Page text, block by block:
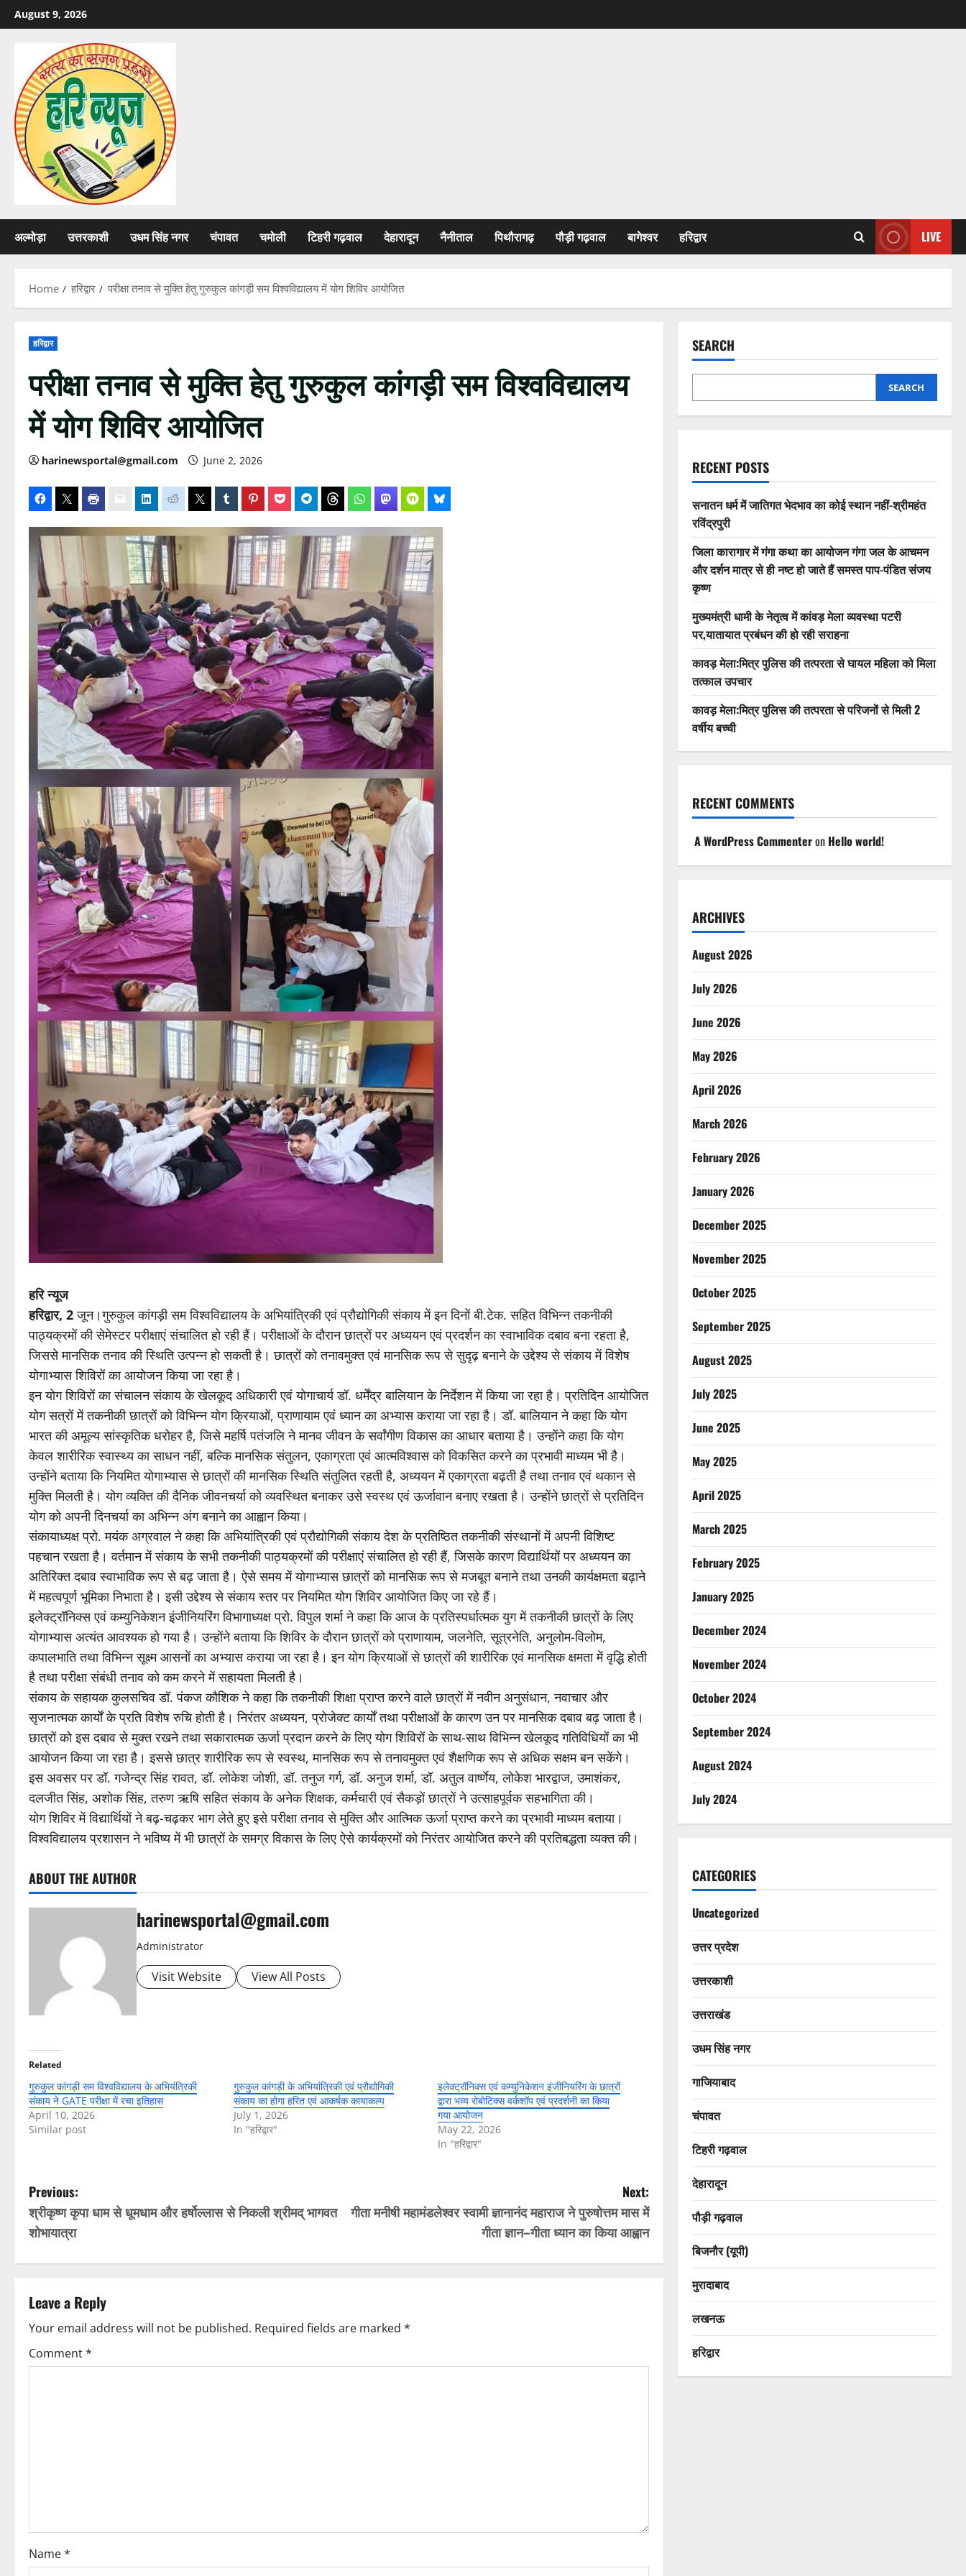
Skip
to
August 9, 2026
अल्मोड़ा उत्तरकाशी उधम सिंह नगर चंपावत चमोली टिहरी गढ़वाल देहारादून नैनीताल पिथौरागढ़ पौड़ी गढ़वाल बागेश्वर हरिद्वार LIVE
Home हरिद्वार परीक्षा तनाव से मुक्ति हेतु गुरुकुल कांगड़ी सम विश्वविद्यालय में योग शिविर आयोजित
हरिद्वार
परीक्षा तनाव से मुक्ति हेतु गुरुकुल कांगड़ी सम विश्वविद्यालय
में योग शिविर आयोजित
harinewsportal@gmail.com June 2, 2026
हरि न्यूज
हरिद्वार, 2जून।गुरुकुल कांगड़ी सम विश्वविद्यालय के अभियांत्रिकी एवं प्रौद्योगिकी संकाय में इन दिनों बी.टेक. सहित विभिन्न तकनीकी
पाठ्यक्रमों की सेमेस्टर परीक्षाएं संचालित हो रही हैं। परीक्षाओं के दौरान छात्रों पर अध्ययन एवं प्रदर्शन का स्वाभाविक दबाव बना रहता है,
जिससे मानसिक तनाव की स्थिति उत्पन्न हो सकती है। छात्रों को तनावमुक्त एवं मानसिक रूप से सुदृढ़ बनाने के उद्देश्य से संकाय में विशेष
योगाभ्यास शिविरों का आयोजन किया जा रहा है।
इन योग शिविरों का संचालन संकाय के खेलकूद अधिकारी एवं योगाचार्य डॉ. धर्मेंद्र बालियान के निर्देशन में किया जा रहा है। प्रतिदिन आयोजित
योग सत्रों में तकनीकी छात्रों को विभिन्न योग क्रियाओं, प्राणायाम एवं ध्यान का अभ्यास कराया जा रहा है। डॉ. बालियान ने कहा कि योग
भारत की अमूल्य सांस्कृतिक धरोहर है, जिसे महर्षि पतंजलि ने मानव जीवन के सर्वांगीण विकास का आधार बताया है। उन्होंने कहा कि योग
केवल शारीरिक स्वास्थ्य का साधन नहीं, बल्कि मानसिक संतुलन, एकाग्रता एवं आत्मविश्वास को विकसित करने का प्रभावी माध्यम भी है।
उन्होंने बताया कि नियमित योगाभ्यास से छात्रों की मानसिक स्थिति संतुलित रहती है, अध्ययन में एकाग्रता बढ़ती है तथा तनाव एवं थकान से
मुक्ति मिलती है। योग व्यक्ति की दैनिक जीवनचर्या को व्यवस्थित बनाकर उसे स्वस्थ एवं ऊर्जावान बनाए रखता है। उन्होंने छात्रों से प्रतिदिन
योग को अपनी दिनचर्या का अभिन्न अंग बनाने का आह्वान किया।
संकायाध्यक्ष प्रो. मयंक अग्रवाल ने कहा कि अभियांत्रिकी एवं प्रौद्योगिकी संकाय देश के प्रतिष्ठित तकनीकी संस्थानों में अपनी विशिष्ट
पहचान रखता है। वर्तमान में संकाय के सभी तकनीकी पाठ्यक्रमों की परीक्षाएं संचालित हो रही हैं, जिसके कारण विद्यार्थियों पर अध्ययन का
अतिरिक्त दबाव स्वाभाविक रूप से बढ़ जाता है। ऐसे समय में योगाभ्यास छात्रों को मानसिक रूप से मजबूत बनाने तथा उनकी कार्यक्षमता बढ़ाने
में महत्वपूर्ण भूमिका निभाता है। इसी उद्देश्य से संकाय स्तर पर नियमित योग शिविर आयोजित किए जा रहे हैं।
इलेक्ट्रॉनिक्स एवं कम्युनिकेशन इंजीनियरिंग विभागाध्यक्ष प्रो. विपुल शर्मा ने कहा कि आज के प्रतिस्पर्धात्मक युग में तकनीकी छात्रों के लिए
योगाभ्यास अत्यंत आवश्यक हो गया है। उन्होंने बताया कि शिविर के दौरान छात्रों को प्राणायाम, जलनेति, सूत्रनेति, अनुलोम-विलोम,
कपालभाति तथा विभिन्न सूक्ष्म आसनों का अभ्यास कराया जा रहा है। इन योग क्रियाओं से छात्रों की शारीरिक एवं मानसिक क्षमता में वृद्धि होती
है तथा परीक्षा संबंधी तनाव को कम करने में सहायता मिलती है।
संकाय के सहायक कुलसचिव डॉ. पंकज कौशिक ने कहा कि तकनीकी शिक्षा प्राप्त करने वाले छात्रों में नवीन अनुसंधान, नवाचार और
सृजनात्मक कार्यों के प्रति विशेष रुचि होती है। निरंतर अध्ययन, प्रोजेक्ट कार्यों तथा परीक्षाओं के कारण उन पर मानसिक दबाव बढ़ जाता है।
छात्रों को इस दबाव से मुक्त रखने तथा सकारात्मक ऊर्जा प्रदान करने के लिए योग शिविरों के साथ-साथ विभिन्न खेलकूद गतिविधियों का भी
आयोजन किया जा रहा है। इससे छात्र शारीरिक रूप से स्वस्थ, मानसिक रूप से तनावमुक्त एवं शैक्षणिक रूप से अधिक सक्षम बन सकेंगे।
इस अवसर पर डॉ. गजेन्द्र सिंह रावत, डॉ. लोकेश जोशी, डॉ. तनुज गर्ग, डॉ. अनुज शर्मा, डॉ. अतुल वार्ष्णेय, लोकेश भारद्वाज, उमाशंकर,
दलजीत सिंह, अशोक सिंह, तरुण ऋषि सहित संकाय के अनेक शिक्षक, कर्मचारी एवं सैकड़ों छात्रों ने उत्साहपूर्वक सहभागिता की।
योग शिविर में विद्यार्थियों ने बढ़-चढ़कर भाग लेते हुए इसे परीक्षा तनाव से मुक्ति और आत्मिक ऊर्जा प्राप्त करने का प्रभावी माध्यम बताया।
विश्वविद्यालय प्रशासन ने भविष्य में भी छात्रों के समग्र विकास के लिए ऐसे कार्यक्रमों को निरंतर आयोजित करने की प्रतिबद्धता व्यक्त की।
ABOUT THE AUTHOR
harinewsportal@gmail.com
Administrator
Visit Website View All Posts
Related
गुरुकुल कांगड़ी सम विश्वविद्यालय के अभियंत्रिकी
संकाय ने GATE परीक्षा में रचा इतिहास
April 10, 2026
Similar post
गुरुकुल कांगड़ी के अभियांत्रिकी एवं प्रौद्योगिकी
संकाय का होगा हरित एवं आकर्षक कायाकल्प
July 1, 2026
In "हरिद्वार"
इलेक्ट्रॉनिक्स एवं कम्युनिकेशन इंजीनियरिंग के छात्रों
द्वारा भव्य रोबोटिक्स वर्कशॉप एवं प्रदर्शनी का किया
गया आयोजन
May 22, 2026
In "हरिद्वार"
P
o
s
n
a
v
i
o
Previous:
श्रीकृष्ण कृपा धाम से धूमधाम और हर्षोल्लास से निकली श्रीमद् भागवत
शोभायात्रा
Next:
गीता मनीषी महामंडलेश्वर स्वामी ज्ञानानंद महाराज ने पुरुषोत्तम मास में
गीता ज्ञान–गीता ध्यान का किया आह्वान
Leave a Reply
Your email address will not be published. Required fields are marked *
Comment*
Name*
SEARCH
SEARCH
RECENT POSTS
सनातन धर्म में जातिगत भेदभाव का कोई स्थान नहीं-श्रीमहंत
रविंद्रपुरी
जिला कारागार में गंगा कथा का आयोजन गंगा जल के आचमन
और दर्शन मात्र से ही नष्ट हो जाते हैं समस्त पाप-पंडित संजय
कृष्ण
मुख्यमंत्री धामी के नेतृत्व में कांवड़ मेला व्यवस्था पटरी
पर,यातायात प्रबंधन की हो रही सराहना
कावड़ मेला:मित्र पुलिस की तत्परता से घायल महिला को मिला
तत्काल उपचार
कावड़ मेला:मित्र पुलिस की तत्परता से परिजनों से मिली 2
वर्षीय बच्ची
RECENT COMMENTS
A WordPress Commenteron Hello world!
ARCHIVES
August 2026
July 2026
June 2026
May 2026
April 2026
March 2026
February 2026
January 2026
December 2025
November 2025
October 2025
September 2025
August 2025
July 2025
June 2025
May 2025
April 2025
March 2025
February 2025
January 2025
December 2024
November 2024
October 2024
September 2024
August 2024
July 2024
CATEGORIES
Uncategorized
उत्तर प्रदेश
उत्तरकाशी
उत्तराखंड
उधम सिंह नगर
गाजियाबाद
चंपावत
टिहरी गढ़वाल
देहारादून
पौड़ी गढ़वाल
बिजनौर (यूपी)
मुरादाबाद
लखनऊ
हरिद्वार